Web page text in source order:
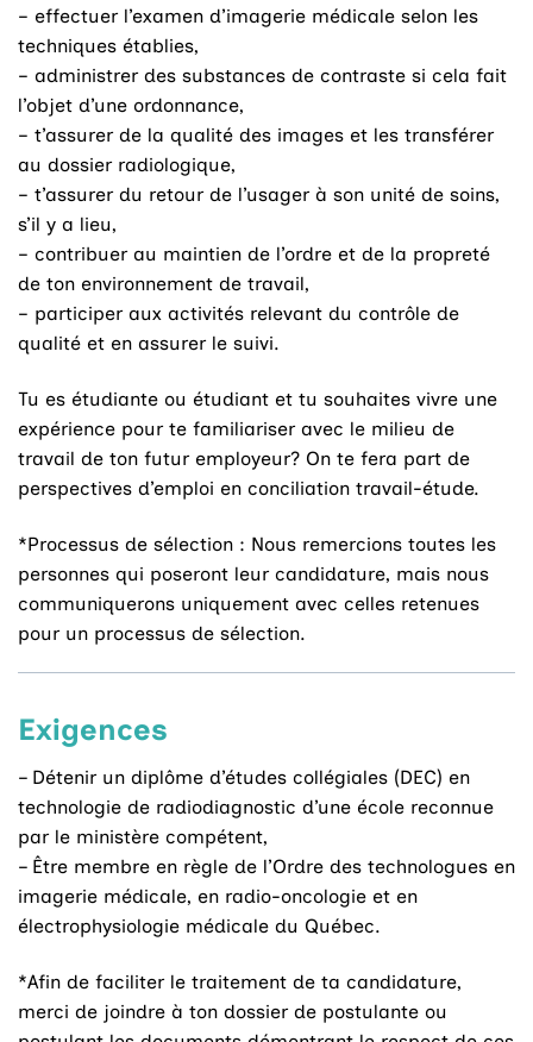
– effectuer l’examen d’imagerie médicale selon les
techniques établies,
– administrer des substances de contraste si cela fait
l’objet d’une ordonnance,
– t’assurer de la qualité des images et les transférer
au dossier radiologique,
– t’assurer du retour de l’usager à son unité de soins,
s’il y a lieu,
– contribuer au maintien de l’ordre et de la propreté
de ton environnement de travail,
– participer aux activités relevant du contrôle de
qualité et en assurer le suivi.
Tu es étudiante ou étudiant et tu souhaites vivre une
expérience pour te familiariser avec le milieu de
travail de ton futur employeur? On te fera part de
perspectives d’emploi en conciliation travail-étude.
*Processus de sélection : Nous remercions toutes les
personnes qui poseront leur candidature, mais nous
communiquerons uniquement avec celles retenues
pour un processus de sélection.
Exigences
– Détenir un diplôme d’études collégiales (DEC) en
technologie de radiodiagnostic d’une école reconnue
par le ministère compétent,
– Être membre en règle de l’Ordre des technologues en
imagerie médicale, en radio-oncologie et en
électrophysiologie médicale du Québec.
*Afin de faciliter le traitement de ta candidature,
merci de joindre à ton dossier de postulante ou